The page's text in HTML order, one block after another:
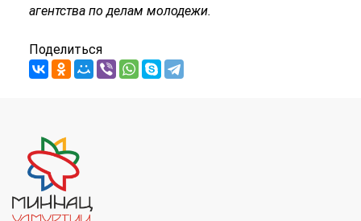
агентства по делам молодежи.
Поделиться